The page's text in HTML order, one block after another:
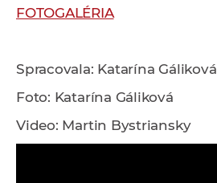
FOTOGALÉRIA
Spracovala: Katarína Gáliková
Foto: Katarína Gáliková
Video: Martin Bystriansky